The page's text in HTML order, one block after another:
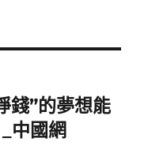
錢”的夢想能
中國網